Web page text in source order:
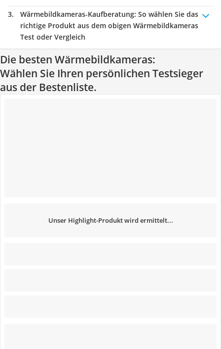
Wärmebildkameras-Kaufberatung: So wählen Sie das
richtige Produkt aus dem obigen Wärmebildkameras
Test oder Vergleich
Die besten Wärmebildkameras:
Wählen Sie Ihren persönlichen Testsieger
aus der Bestenliste.
Unser Highlight-Produkt wird ermittelt...